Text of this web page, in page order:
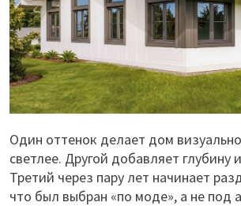
Один оттенок делает дом
светлее. Другой добавляет глубину
Третий через пару лет начинает
что был выбран «по моде», а не под